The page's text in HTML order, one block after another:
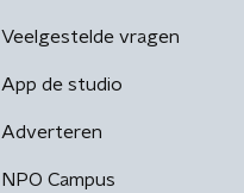
Veelgestelde vragen
App de studio
Adverteren
NPO Campus